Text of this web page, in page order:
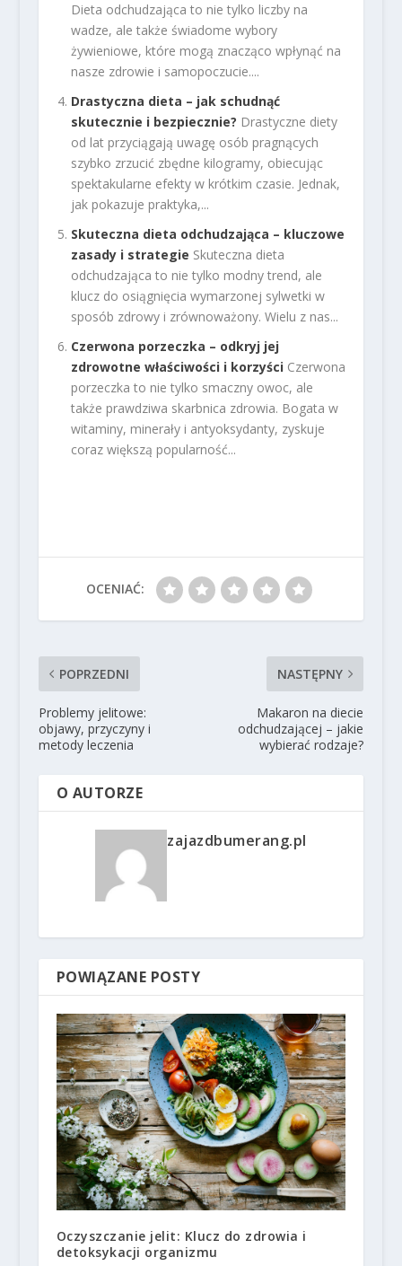
Dieta odchudzająca to nie tylko liczby na
wadze, ale także świadome wybory
żywieniowe, które mogą znacząco wpłynąć na
nasze zdrowie i samopoczucie....
Drastyczna dieta – jak schudnąć
skutecznie i bezpiecznie? Drastyczne diety
od lat przyciągają uwagę osób pragnących
szybko zrzucić zbędne kilogramy, obiecując
spektakularne efekty w krótkim czasie. Jednak,
jak pokazuje praktyka,...
Skuteczna dieta odchudzająca – kluczowe
zasady i strategie Skuteczna dieta
odchudzająca to nie tylko modny trend, ale
klucz do osiągnięcia wymarzonej sylwetki w
sposób zdrowy i zrównoważony. Wielu z nas...
Czerwona porzeczka – odkryj jej
zdrowotne właściwości i korzyści Czerwona
porzeczka to nie tylko smaczny owoc, ale
także prawdziwa skarbnica zdrowia. Bogata w
witaminy, minerały i antyoksydanty, zyskuje
coraz większą popularność...
OCENIAĆ:
POPRZEDNI
Problemy jelitowe:
objawy, przyczyny i
metody leczenia
NASTĘPNY
Makaron na diecie
odchudzającej – jakie
wybierać rodzaje?
O AUTORZE
zajazdbumerang.pl
POWIĄZANE POSTY
Oczyszczanie jelit: Klucz do zdrowia i
detoksykacji organizmu